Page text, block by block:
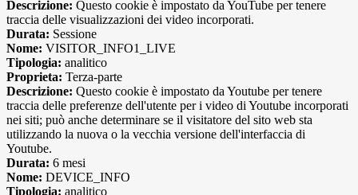
Descrizione: Questo cookie è impostato da YouTube per tenere
traccia delle visualizzazioni dei video incorporati.
Durata: Sessione
Nome: VISITOR_INFO1_LIVE
Tipologia: analitico
Proprieta: Terza-parte
Descrizione: Questo cookie è impostato da Youtube per tenere
traccia delle preferenze dell'utente per i video di Youtube incorporati
nei siti; può anche determinare se il visitatore del sito web sta
utilizzando la nuova o la vecchia versione dell'interfaccia di
Youtube.
Durata: 6 mesi
Nome: DEVICE_INFO
Tipologia: analitico